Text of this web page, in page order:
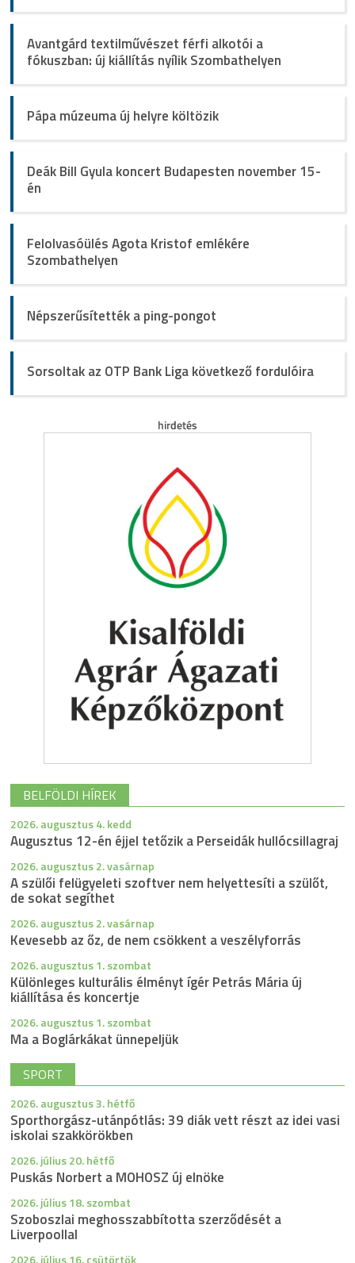
Avantgárd textilművészet férfi alkotói a
fókuszban: új kiállítás nyílik Szombathelyen
Pápa múzeuma új helyre költözik
Deák Bill Gyula koncert Budapesten november 15-
én
Felolvasóülés Agota Kristof emlékére
Szombathelyen
Népszerűsítették a ping-pongot
Sorsoltak az OTP Bank Liga következő fordulóira
BELFÖLDI HÍREK
2026. augusztus 4. kedd
Augusztus 12-én éjjel tetőzik a Perseidák hullócsillagraj
2026. augusztus 2. vasárnap
A szülői felügyeleti szoftver nem helyettesíti a szülőt,
de sokat segíthet
2026. augusztus 2. vasárnap
Kevesebb az őz, de nem csökkent a veszélyforrás
2026. augusztus 1. szombat
Különleges kulturális élményt ígér Petrás Mária új
kiállítása és koncertje
2026. augusztus 1. szombat
Ma a Boglárkákat ünnepeljük
SPORT
2026. augusztus 3. hétfő
Sporthorgász-utánpótlás: 39 diák vett részt az idei vasi
iskolai szakkörökben
2026. július 20. hétfő
Puskás Norbert a MOHOSZ új elnöke
2026. július 18. szombat
Szoboszlai meghosszabbította szerződését a
Liverpoollal
2026. július 16. csütörtök